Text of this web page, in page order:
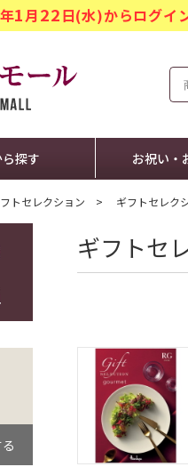
年1月22日(水)からログイ
阪急ギフトモール
探す お祝い・
トセレクション ギフトセレク
ギフトセ